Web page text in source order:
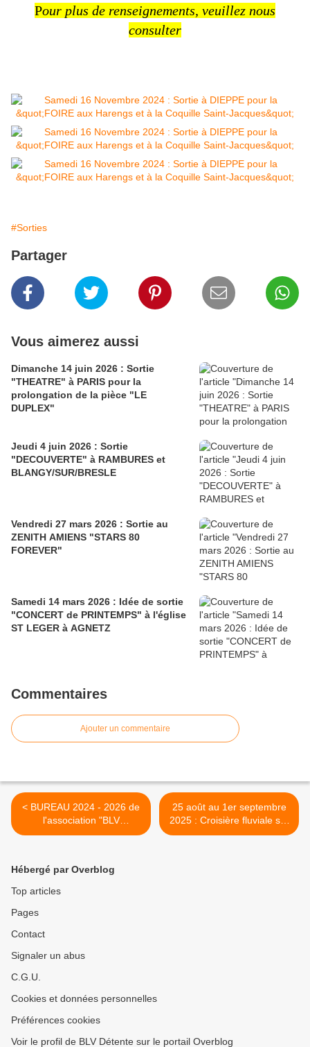
Pour plus de renseignements, veuillez nous
consulter
#Sorties
Partager
Vous aimerez aussi
Dimanche 14 juin 2026 : Sortie
"THEATRE" à PARIS pour la
prolongation de la pièce "LE
DUPLEX"
Jeudi 4 juin 2026 : Sortie
"DECOUVERTE" à RAMBURES et
BLANGY/SUR/BRESLE
Vendredi 27 mars 2026 : Sortie au
ZENITH AMIENS "STARS 80
FOREVER"
Samedi 14 mars 2026 : Idée de sortie
"CONCERT de PRINTEMPS" à l'église
ST LEGER à AGNETZ
Commentaires
Ajouter un commentaire
< BUREAU 2024 - 2026 de
l'association "BLV
DETENTE"
25 août au 1er septembre
2025 : Croisière fluviale sur
le DOURO (1er projet de
Hébergé par Overblog
Top articles
Pages
Contact
Signaler un abus
C.G.U.
Cookies et données personnelles
Préférences cookies
Voir le profil de BLV Détente sur le portail Overblog